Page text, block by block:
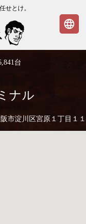
せとけ。
台
ナル
市淀川区宮原１丁目１１
language